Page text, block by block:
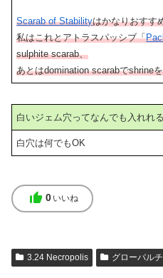
Scarab of Stabilityはかなりおすす
私はこれとアトラスパッシブ「
sulphite scarab、
あとはdomination scarabでshrine
白いジェム穴ってなんでも入れれ
白穴は何でもOK
thumb_up 0 いいね
3.24 Necropolis グローバル